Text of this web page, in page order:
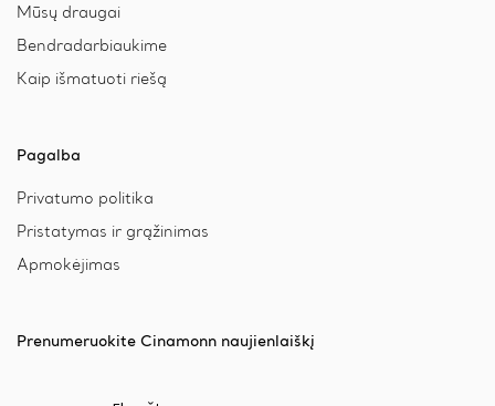
Mūsų draugai
Bendradarbiaukime
Kaip išmatuoti riešą
Pagalba
Privatumo politika
Pristatymas ir grąžinimas
Apmokėjimas
Prenumeruokite Cinamonn naujienlaiškį